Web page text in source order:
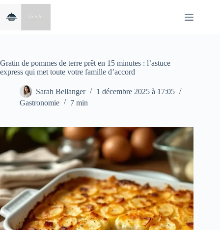
contenu
Gratin de pommes de terre prêt en 15 minutes : l’astuce
express qui met toute votre famille d’accord
Sarah Bellanger
1 décembre 2025 à 17:05
Gastronomie
7 min